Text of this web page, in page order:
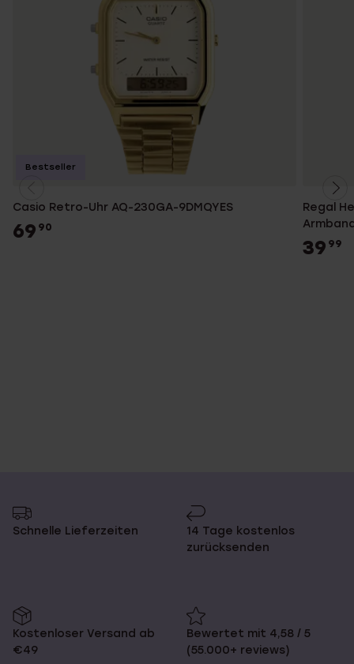
Casio Retro-Uhr AQ-230GA-9DMQYES
69 90
Bestseller
Regal
39 99
Schnelle Lieferzeiten
14 Tage kostenlos
zurücksenden
Kostenloser Versand ab
€49
Bewertet mit 4,58 / 5
(55.000+ reviews)